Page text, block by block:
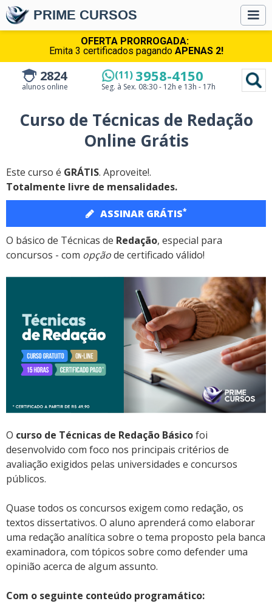
OFERTA PRORROGADA:
Emita 3 certificados pagando APENAS 2!
PRIME CURSOS
2824
alunos online
(11) 3958-4150
Seg. à Sex. 08:30 - 12h e 13h - 17h
Curso de Técnicas de Redação
Online Grátis
Este curso é GRÁTIS. Aproveite!.
Totalmente livre de mensalidades.
ASSINAR GRÁTIS*
O básico de Técnicas de Redação, especial para
concursos - com opçãode certificado válido!
O curso de Técnicas de Redação Básicofoi
desenvolvido com foco nos principais critérios de
avaliação exigidos pelas universidades e concursos
públicos.
Quase todos os concursos exigem como redação, os
textos dissertativos. O aluno aprenderá como elaborar
uma redação analítica sobre o tema proposto pela banca
examinadora, com tópicos sobre como defender uma
opinião acerca de algum assunto.
Com o seguinte conteúdo programático: